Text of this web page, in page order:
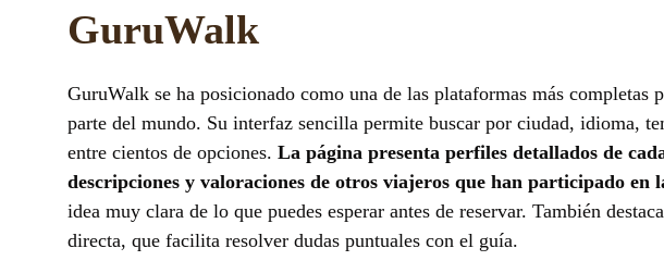
GuruWalk
GuruWalk se ha posicionado como una de las plataformas más completas
parte del mundo. Su interfaz sencilla permite buscar por ciudad, idioma,
entre cientos de opciones. La página presenta perfiles detallados de
descripciones y valoraciones de otros viajeros que han participado en
idea muy clara de lo que puedes esperar antes de reservar. También
directa, que facilita resolver dudas puntuales con el guía.